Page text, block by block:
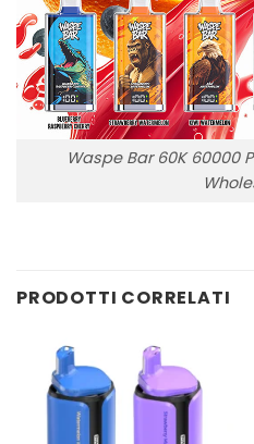
Waspe Bar 60K 60000
PRODOTTI CORRELATI